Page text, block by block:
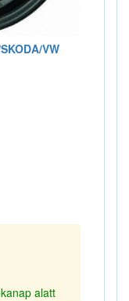
VW
alatt